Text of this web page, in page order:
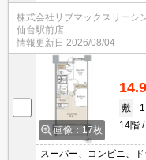
で住環境良好☆インタ
ディンプルダブルロッ
ス他、設備充実！
株式会社リブマックスリーシ
仙台駅前店
情報更新日 2026/08/04
画像：17枚
14.9
敷
14階
スーパー、コンビニ、